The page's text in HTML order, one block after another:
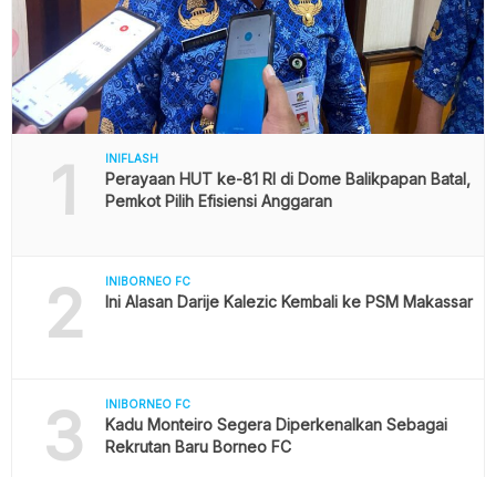
1 INIFLASH
Perayaan HUT ke-81 RI di Dome Balikpapan Batal,
Pemkot Pilih Efisiensi Anggaran
2 INIBORNEO FC
Ini Alasan Darije Kalezic Kembali ke PSM Makassar
3 INIBORNEO FC
Kadu Monteiro Segera Diperkenalkan Sebagai
Rekrutan Baru Borneo FC